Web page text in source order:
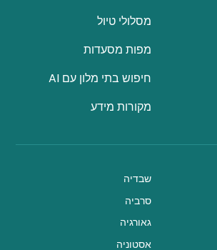
מסלולי טיול
מפות מסעדות
חיפוש בתי מלון עם AI
מקורות מידע
שבדיה
סרביה
גאורגיה
אסטוניה